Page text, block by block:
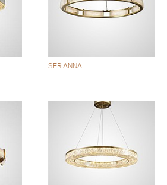
SERIANNA